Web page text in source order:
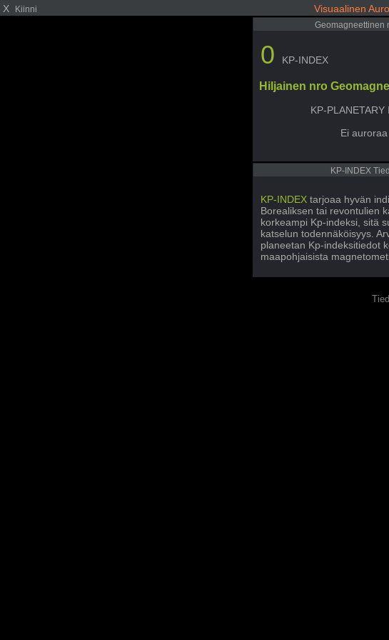
X Kiinni Visuaalinen
Geomagneettinen
0 KP-INDEX
Hiljainen nro
KP-PLANETARY
Ei auroraa
KP-INDEX
KP-INDEX tarjoaa hyvän
Borealiksen tai revontulien
korkeampi Kp-indeksi, sitä
katselun todennäköisyys.
planeetan Kp-indeksitiedot
maapohjaisista